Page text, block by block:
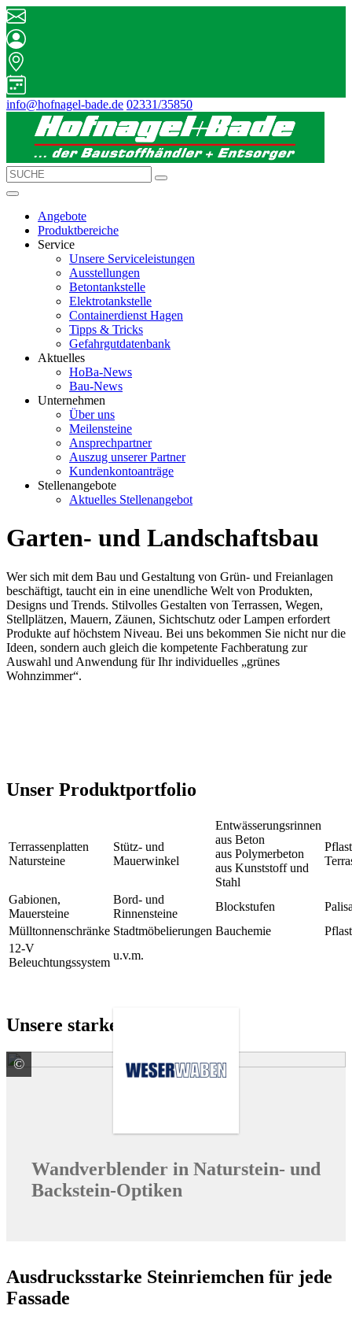
info@hofnagel-bade.de 02331/35850
Angebote
Produktbereiche
Service
Unsere Serviceleistungen
Ausstellungen
Betontankstelle
Elektrotankstelle
Containerdienst Hagen
Tipps & Tricks
Gefahrgutdatenbank
Aktuelles
HoBa-News
Bau-News
Unternehmen
Über uns
Meilensteine
Ansprechpartner
Auszug unserer Partner
Kundenkontoanträge
Stellenangebote
Aktuelles Stellenangebot
Garten- und Landschaftsbau
Wer sich mit dem Bau und Gestaltung von Grün- und Freianlagen
beschäftigt, taucht ein in eine unendliche Welt von Produkten,
Designs und Trends. Stilvolles Gestalten von Terrassen, Wegen,
Stellplätzen, Mauern, Zäunen, Sichtschutz oder Lampen erfordert
Produkte auf höchstem Niveau. Bei uns bekommen Sie nicht nur die
Ideen, sondern auch gleich die kompetente Fachberatung zur
Auswahl und Anwendung für Ihr individuelles „grünes
Wohnzimmer“.
Unser Produktportfolio
Terrassenplatten
Natursteine
Stütz- und
Mauerwinkel
Entwässerungsrinnen
aus Beton
aus Polymerbeton
aus Kunststoff und
Stahl
Gabionen,
Mauersteine
Bord- und
Rinnensteine
Blockstufen
Mülltonnenschränke Stadtmöbelierungen Bauchemie
12-V
Beleuchtungssystem
u.v.m.
Unsere starken Partner
© WESER Bauelemente-Werk GmbH WESERWABEN
Wandverblender in Naturstein- und
Backstein-Optiken
Ausdrucksstarke Steinriemchen für jede
Fassade